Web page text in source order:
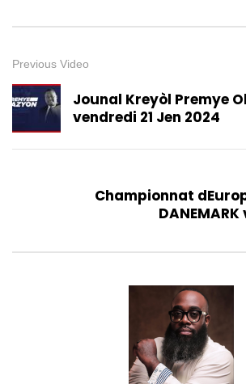
Previous Video
Jounal Kreyòl Premye
vendredi 21 Jen 2024
Championnat
DANEMARK